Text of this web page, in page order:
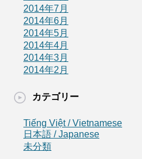
2014年7月
2014年6月
2014年5月
2014年4月
2014年3月
2014年2月
カテゴリー
Tiếng Việt / Vietnamese
日本語 / Japanese
未分類